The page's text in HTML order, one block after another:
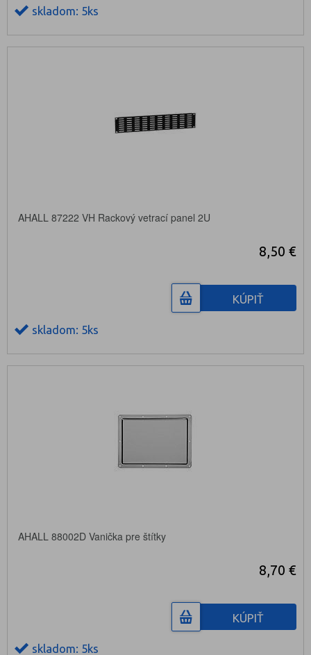
skladom: 5ks
AHALL 87222 VH Rackový vetrací panel 2U
8,50 €
KÚPIŤ
skladom: 5ks
AHALL 88002D Vanička pre štítky
8,70 €
KÚPIŤ
skladom: 5ks